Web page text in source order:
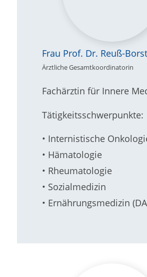
Frau Prof. Dr. Reuß-Borst
Ärztliche Gesamtkoordinatorin
Fachärztin für Innere
Tätigkeitsschwerpunkte:
• Internistische
• Hämatologie
• Rheumatologie
• Sozialmedizin
• Ernährungsmedizin